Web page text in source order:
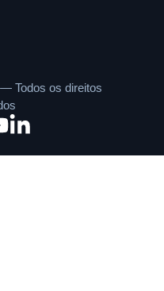
Todos os direitos